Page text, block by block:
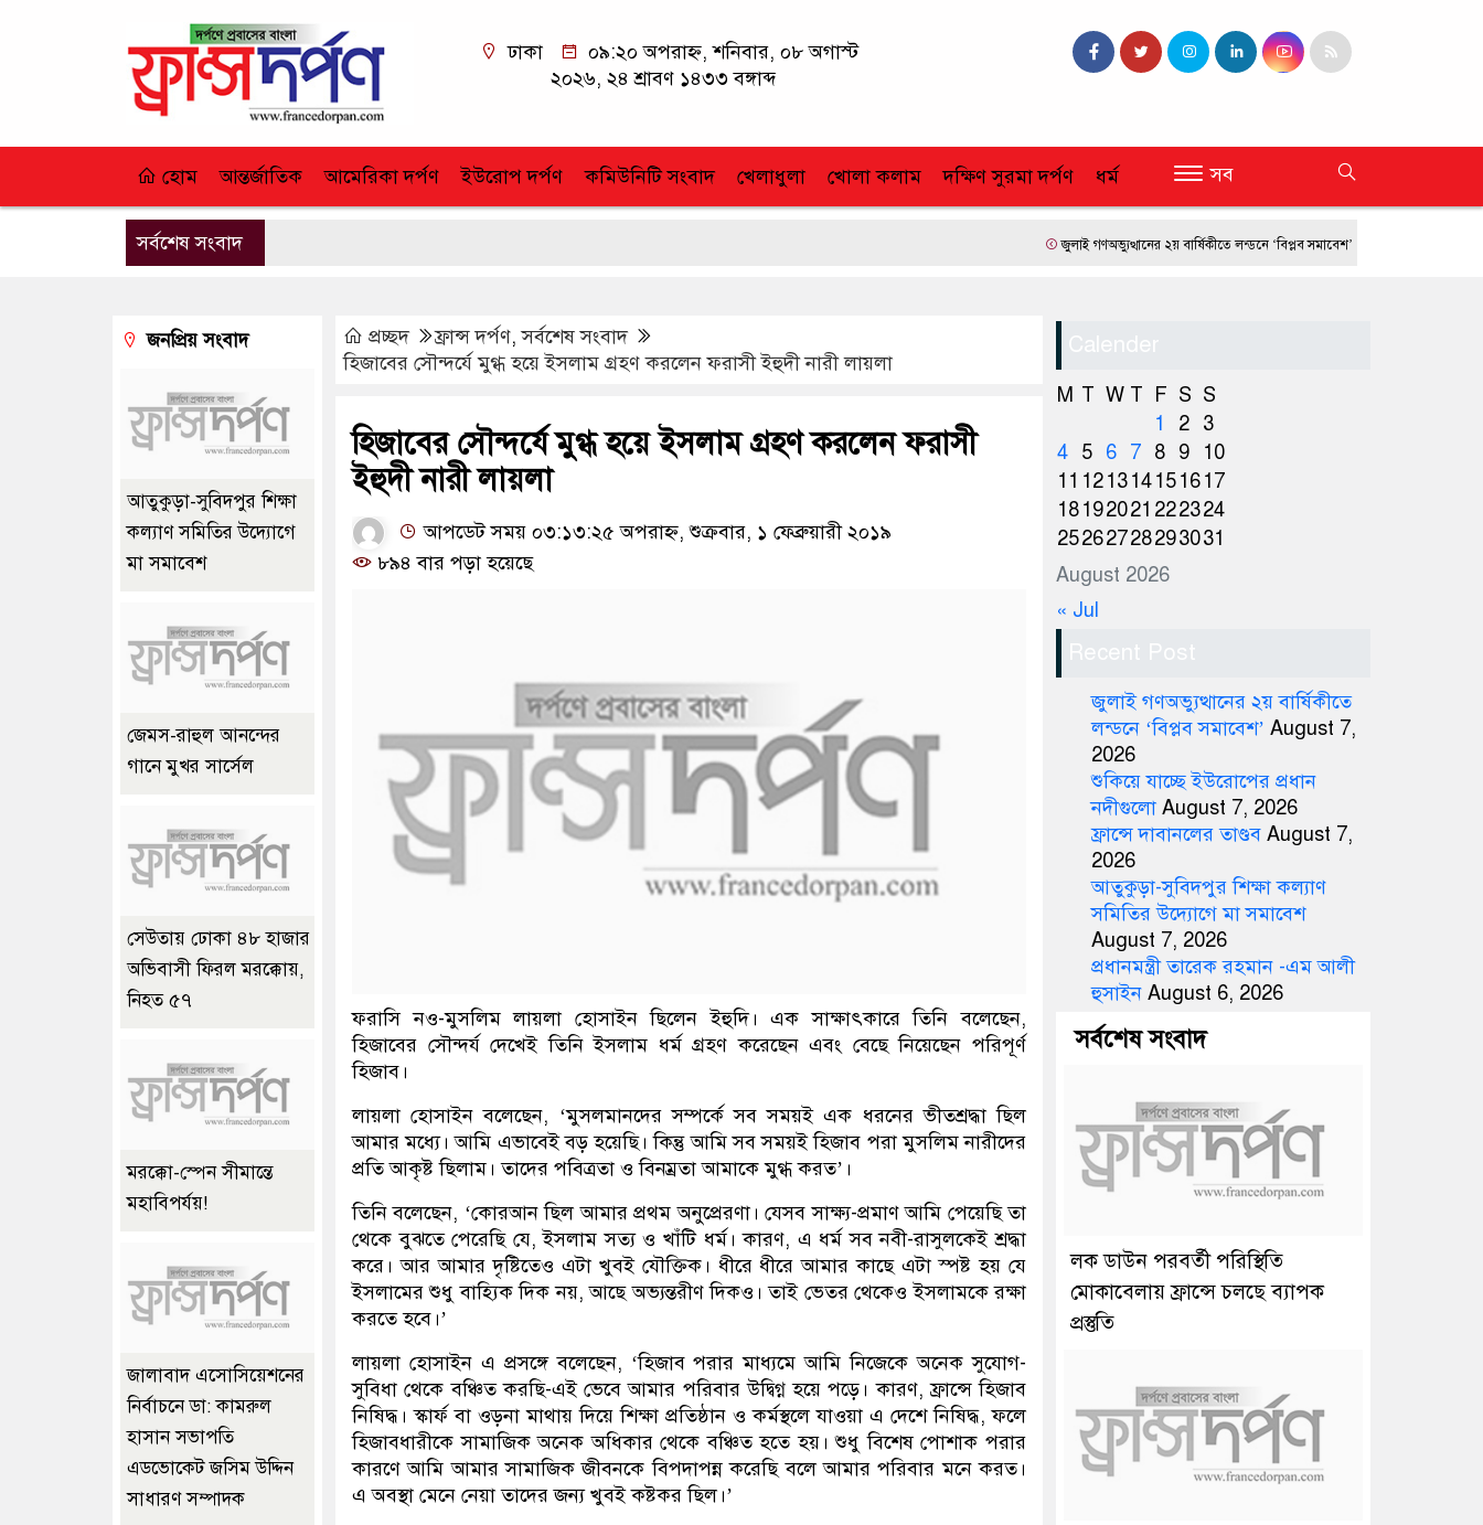
ঢাকা
০৯:২০ অপরাহ্ন, শনিবার, ০৮ অগাস্ট
২০২৬, ২৪ শ্রাবণ ১৪৩৩ বঙ্গাব্দ
হোম আন্তর্জাতিক আমেরিকা দর্পণ ইউরোপ দর্পণ কমিউনিটি সংবাদ খেলাধুলা খোলা কলাম দক্ষিণ সুরমা দর্পণ ধর্ম সব
সর্বশেষ সংবাদ জুলাই গণঅভ্যুত্থানের ২য় বার্ষিকীতে লন্ডনে ‘বিপ্লব সমাবেশ’ ফ্রান্সে দাবানলের তাণ্ডব
প্রচ্ছদ ফ্রান্স দর্পণ,সর্বশেষ সংবাদ
হিজাবের সৌন্দর্যে মুগ্ধ হয়ে ইসলাম গ্রহণ করলেন ফরাসী ইহুদী নারী লায়লা
হিজাবের সৌন্দর্যে মুগ্ধ হয়ে ইসলাম গ্রহণ করলেন ফরাসী
ইহুদী নারী লায়লা
আপডেট সময় ০৩:১৩:২৫ অপরাহ্ন, শুক্রবার, ১ ফেব্রুয়ারী ২০১৯
৮৯৪ বার পড়া হয়েছে
ফরাসি নও-মুসলিম লায়লা হোসাইন ছিলেন ইহুদি। এক সাক্ষাৎকারে তিনি বলেছেন,
হিজাবের সৌন্দর্য দেখেই তিনি ইসলাম ধর্ম গ্রহণ করেছেন এবং বেছে নিয়েছেন পরিপূর্ণ
হিজাব।
লায়লা হোসাইন বলেছেন, ‘মুসলমানদের সম্পর্কে সব সময়ই এক ধরনের ভীতশ্রদ্ধা ছিল
আমার মধ্যে। আমি এভাবেই বড় হয়েছি। কিন্তু আমি সব সময়ই হিজাব পরা মুসলিম নারীদের
প্রতি আকৃষ্ট ছিলাম। তাদের পবিত্রতা ও বিনম্রতা আমাকে মুগ্ধ করত’।
তিনি বলেছেন, ‘কোরআন ছিল আমার প্রথম অনুপ্রেরণা। যেসব সাক্ষ্য-প্রমাণ আমি পেয়েছি তা
থেকে বুঝতে পেরেছি যে, ইসলাম সত্য ও খাঁটি ধর্ম। কারণ, এ ধর্ম সব নবী-রাসুলকেই শ্রদ্ধা
করে। আর আমার দৃষ্টিতেও এটা খুবই যৌক্তিক। ধীরে ধীরে আমার কাছে এটা স্পষ্ট হয় যে
ইসলামের শুধু বাহ্যিক দিক নয়, আছে অভ্যন্তরীণ দিকও। তাই ভেতর থেকেও ইসলামকে রক্ষা
করতে হবে।’
লায়লা হোসাইন এ প্রসঙ্গে বলেছেন, ‘হিজাব পরার মাধ্যমে আমি নিজেকে অনেক সুযোগ-
সুবিধা থেকে বঞ্চিত করছি-এই ভেবে আমার পরিবার উদ্বিগ্ন হয়ে পড়ে। কারণ, ফ্রান্সে হিজাব
নিষিদ্ধ। স্কার্ফ বা ওড়না মাথায় দিয়ে শিক্ষা প্রতিষ্ঠান ও কর্মস্থলে যাওয়া এ দেশে নিষিদ্ধ, ফলে
হিজাবধারীকে সামাজিক অনেক অধিকার থেকে বঞ্চিত হতে হয়। শুধু বিশেষ পোশাক পরার
কারণে আমি আমার সামাজিক জীবনকে বিপদাপন্ন করেছি বলে আমার পরিবার মনে করত।
এ অবস্থা মেনে নেয়া তাদের জন্য খুবই কষ্টকর ছিল।’
জনপ্রিয় সংবাদ
আতুকুড়া-সুবিদপুর শিক্ষা
কল্যাণ সমিতির উদ্যোগে
মা সমাবেশ
জেমস-রাহুল আনন্দের
গানে মুখর সার্সেল
সেউতায় ঢোকা ৪৮ হাজার
অভিবাসী ফিরল মরক্কোয়,
নিহত ৫৭
মরক্কো-স্পেন সীমান্তে
মহাবিপর্যয়!
জালাবাদ এসোসিয়েশনের
নির্বাচনে ডা: কামরুল
হাসান সভাপতি
এডভোকেট জসিম উদ্দিন
সাধারণ সম্পাদক
Calender
August 2026
M T W T F S S
1
2 3
4 5 6 7 8 9
10
11 121314151617
18192021 222324
25262728293031
« Jul
Recent Post
জুলাই গণঅভ্যুত্থানের ২য় বার্ষিকীতে
লন্ডনে ‘বিপ্লব সমাবেশ’ August 7,
2026
শুকিয়ে যাচ্ছে ইউরোপের প্রধান
নদীগুলো August 7, 2026
ফ্রান্সে দাবানলের তাণ্ডব August 7,
2026
আতুকুড়া-সুবিদপুর শিক্ষা কল্যাণ
সমিতির উদ্যোগে মা সমাবেশ
August 7, 2026
প্রধানমন্ত্রী তারেক রহমান -এম আলী
হুসাইন August 6, 2026
সর্বশেষ সংবাদ
লক ডাউন পরবর্তী পরিস্থিতি
মোকাবেলায় ফ্রান্সে চলছে ব্যাপক
প্রস্তুতি